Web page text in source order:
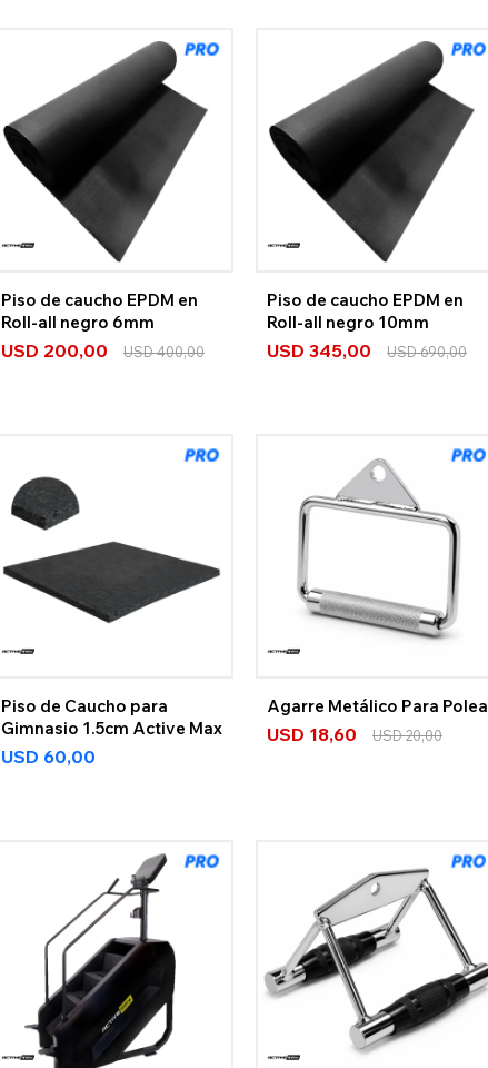
Piso de caucho EPDM en
Roll-all negro 6mm
USD 200,00 USD400,00
Piso de caucho EPDM en
Roll-all negro 10mm
USD 345,00 USD690,00
Piso de Caucho para
Gimnasio 1.5cm Active Max
USD 60,00
Agarre Metálico Para Polea
USD 18,60 USD20,00